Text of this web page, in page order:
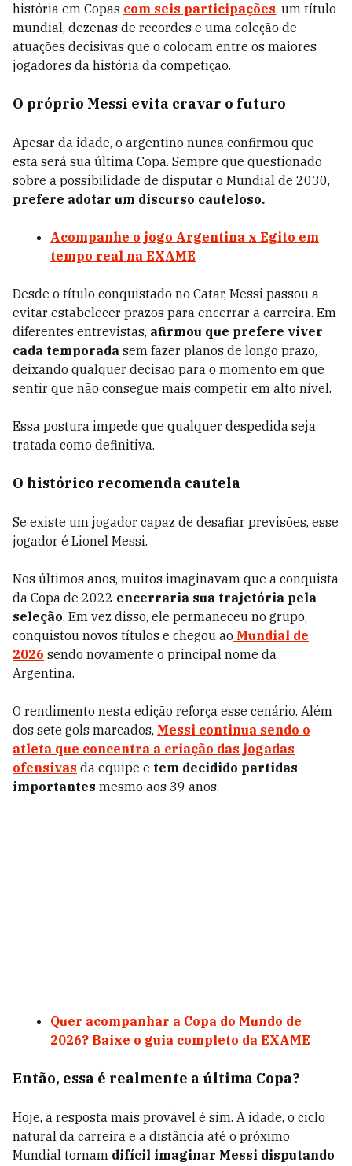
história em Copas com seis participações, um título
mundial, dezenas de recordes e uma coleção de
atuações decisivas que o colocam entre os maiores
jogadores da história da competição.
O próprio Messi evita cravar o futuro
Apesar da idade, o argentino nunca confirmou que
esta será sua última Copa. Sempre que questionado
sobre a possibilidade de disputar o Mundial de 2030,
prefere adotar um discurso cauteloso.
Acompanhe o jogo Argentina x Egito em
tempo real na EXAME
Desde o título conquistado no Catar, Messi passou a
evitar estabelecer prazos para encerrar a carreira. Em
diferentes entrevistas, afirmou que prefere viver
cada temporada sem fazer planos de longo prazo,
deixando qualquer decisão para o momento em que
sentir que não consegue mais competir em alto nível.
Essa postura impede que qualquer despedida seja
tratada como definitiva.
O histórico recomenda cautela
Se existe um jogador capaz de desafiar previsões, esse
jogador é Lionel Messi.
Nos últimos anos, muitos imaginavam que a conquista
da Copa de 2022 encerraria sua trajetória pela
seleção. Em vez disso, ele permaneceu no grupo,
conquistou novos títulos e chegou ao Mundial de
2026 sendo novamente o principal nome da
Argentina.
O rendimento nesta edição reforça esse cenário. Além
dos sete gols marcados, Messi continua sendo o
atleta que concentra a criação das jogadas
ofensivas da equipe e tem decidido partidas
importantes mesmo aos 39 anos.
Quer acompanhar a Copa do Mundo de
2026? Baixe o guia completo da EXAME
Então, essa é realmente a última Copa?
Hoje, a resposta mais provável é sim. A idade, o ciclo
natural da carreira e a distância até o próximo
Mundial tornam difícil imaginar Messi disputando